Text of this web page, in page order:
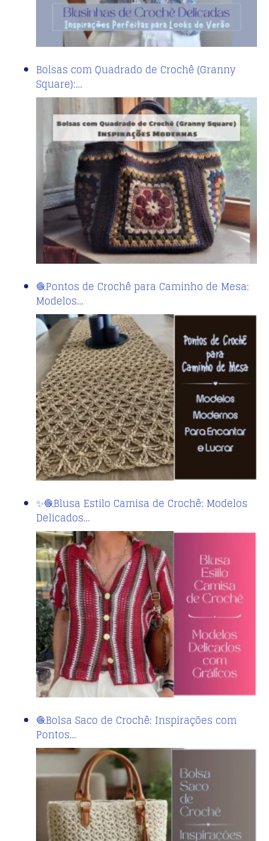
Bolsas com Quadrado de Crochê (Granny
Square):…
🧶Pontos de Crochê para Caminho de Mesa:
Modelos…
✨🧶Blusa Estilo Camisa de Crochê: Modelos
Delicados…
🧶Bolsa Saco de Crochê: Inspirações com
Pontos…